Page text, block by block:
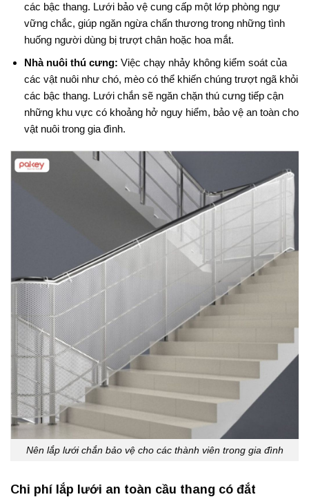
các bậc thang. Lưới bảo vệ cung cấp một lớp phòng ngự
vững chắc, giúp ngăn ngừa chấn thương trong những tình
huống người dùng bị trượt chân hoặc hoa mắt.
Nhà nuôi thú cưng: Việc chạy nhảy không kiểm soát của
các vật nuôi như chó, mèo có thể khiến chúng trượt ngã khỏi
các bậc thang. Lưới chắn sẽ ngăn chặn thú cưng tiếp cận
những khu vực có khoảng hở nguy hiểm, bảo vệ an toàn cho
vật nuôi trong gia đình.
Nên lắp lưới chắn bảo vệ cho các thành viên trong gia đình
Chi phí lắp lưới an toàn cầu thang có đắt